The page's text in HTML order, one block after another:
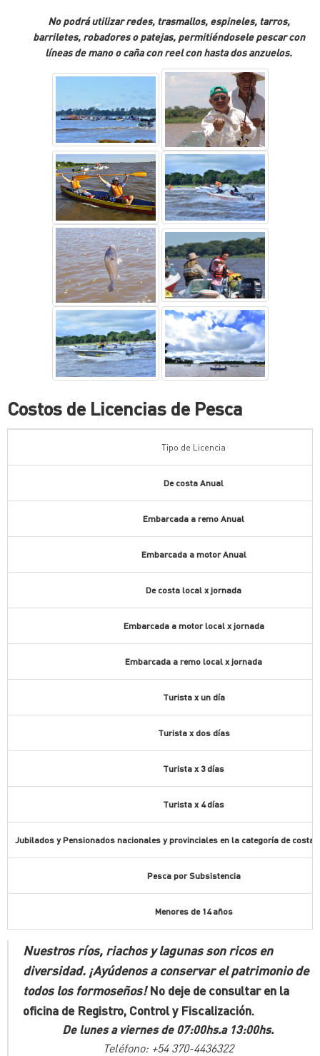
No podrá utilizar redes, trasmallos, espineles, tarros,
barriletes, robadores o patejas, permitiéndosele pescar con
líneas de mano o caña con reel con hasta dos anzuelos.
Costos de Licencias de Pesca
Tipo de Licencia
De costa Anual
Embarcada a remo Anual
Embarcada a motor Anual
De costa local x jornada
Embarcada a motor local x jornada
Embarcada a remo local x jornada
Turista x un día
Turista x dos días
Turista x 3 días
Turista x 4 días
Jubilados y Pensionados nacionales y provinciales en la categoría de costa
Pesca por Subsistencia
Menores de 14 años
Nuestros ríos, riachos y lagunas son ricos en
diversidad. ¡Ayúdenos a conservar el patrimonio de
todos los formoseños! No deje de consultar en la
oficina de Registro, Control y Fiscalización.
De lunes a viernes de 07:00hs.a 13:00hs.
Teléfono: +54 370-4436322